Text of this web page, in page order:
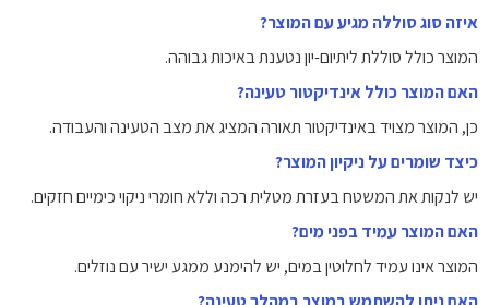
איזה סוג סוללה מגיע עם המוצר?
המוצר כולל סוללת ליתיום-יון נטענת באיכות גבוהה.
האם המוצר כולל אינדיקטור טעינה?
כן, המוצר מצויד באינדיקטור תאורה המציג את מצב הטעינה והעבודה.
כיצד שומרים על ניקיון המוצר?
יש לנקות את המשטח בעזרת מטלית רכה וללא חומרי ניקוי כימיים חזקים.
האם המוצר עמיד בפני מים?
המוצר אינו עמיד לחלוטין במים, יש להימנע ממגע ישיר עם נוזלים.